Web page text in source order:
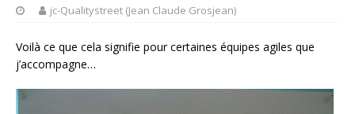
jc-Qualitystreet (Jean Claude Grosjean)
Voilà ce que cela signifie pour certaines équipes agiles que
j’accompagne…